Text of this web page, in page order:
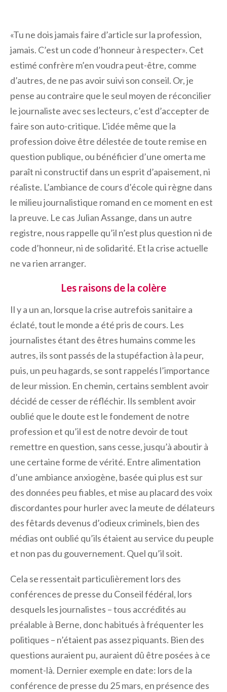
«Tu ne dois jamais faire d’article sur la profession,
jamais. C’est un code d’honneur à respecter». Cet
estimé confrère m’en voudra peut-être, comme
d’autres, de ne pas avoir suivi son conseil. Or, je
pense au contraire que le seul moyen de réconcilier
le journaliste avec ses lecteurs, c’est d’accepter de
faire son auto-critique. L’idée même que la
profession doive être délestée de toute remise en
question publique, ou bénéficier d’une omerta me
paraît ni constructif dans un esprit d’apaisement, ni
réaliste. L’ambiance de cours d’école qui règne dans
le milieu journalistique romand en ce moment en est
la preuve. Le cas Julian Assange, dans un autre
registre, nous rappelle qu’il n’est plus question ni de
code d’honneur, ni de solidarité. Et la crise actuelle
ne va rien arranger.
Les raisons de la colère
Il y a un an, lorsque la crise autrefois sanitaire a
éclaté, tout le monde a été pris de cours. Les
journalistes étant des êtres humains comme les
autres, ils sont passés de la stupéfaction à la peur,
puis, un peu hagards, se sont rappelés l’importance
de leur mission. En chemin, certains semblent avoir
décidé de cesser de réfléchir. Ils semblent avoir
oublié que le doute est le fondement de notre
profession et qu’il est de notre devoir de tout
remettre en question, sans cesse, jusqu’à aboutir à
une certaine forme de vérité. Entre alimentation
d’une ambiance anxiogène, basée qui plus est sur
des données peu fiables, et mise au placard des voix
discordantes pour hurler avec la meute de délateurs
des fêtards devenus d’odieux criminels, bien des
médias ont oublié qu’ils étaient au service du peuple
et non pas du gouvernement. Quel qu’il soit.
Cela se ressentait particulièrement lors des
conférences de presse du Conseil fédéral, lors
desquels les journalistes – tous accrédités au
préalable à Berne, donc habitués à fréquenter les
politiques – n’étaient pas assez piquants. Bien des
questions auraient pu, auraient dû être posées à ce
moment-là. Dernier exemple en date: lors de la
conférence de presse du 25 mars, en présence des